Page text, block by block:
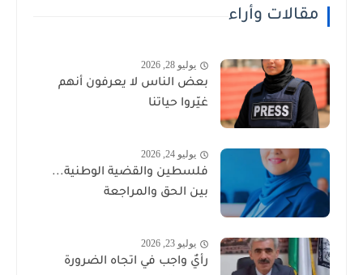
مقالات وأراء
يوليو 28, 2026
بعض الناس لا يعرفون أنهم
غيّروا حياتنا
يوليو 24, 2026
فلسطين والقضية الوطنية...
بين الحق والمراجعة
يوليو 23, 2026
رأيٌ واجب في اتجاه الضرورة